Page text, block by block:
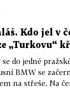
Kdo jel v
„Turkovu“
do jedné
BMW se
na střeše. Na